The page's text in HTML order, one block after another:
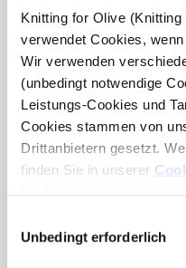
Knitting for Olive (Knitting
verwendet Cookies,
Wir verwenden
(unbedingt notwendige
Leistungs-Cookies und
Cookies stammen von
Drittanbietern gesetzt.
finden Sie in unserer
Sie können der
Ihre Zustimmung
dürfen und dass
mitUnbedingt erforderlich
aus reiner Bourette-Seide
Seidenfasern, die aus
nachdem die Puppen zu
entfliegen konnten.
Seide hat umfangreiche
und kann daher das
verwendet werden. Seide
an Feuchtigkeit
auf der Haut an,
Sommer eignet.